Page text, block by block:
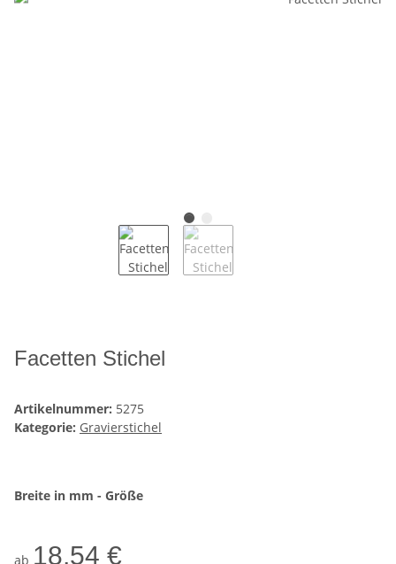
Facetten Stichel
Artikelnummer: 5275
Kategorie: Gravierstichel
Breite in mm - Größe
ab 18,54 €